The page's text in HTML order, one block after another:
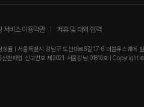
서비스 이용약관 제휴 및 대외 협력
성률 | 서울특별시 강남구 도산대로8길 17-6 더블유스퀘어
신판매업 신고번호 제2021-서울강남-01810호 |